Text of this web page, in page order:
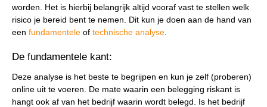
worden. Het is hierbij belangrijk altijd vooraf vast te stellen welk
risico je bereid bent te nemen. Dit kun je doen aan de hand van
een fundamentele of technische analyse
De fundamentele kant:
Deze analyse is het beste te begrijpen en kun je zelf (proberen)
online uit te voeren. De mate waarin een belegging riskant is
hangt ook af van het bedrijf waarin wordt belegd. Is het bedrijf